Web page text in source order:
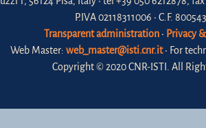
P.IVA 02118311006 • C.F.
Transparent administration • Privacy
Web Master: web_master@isti.cnr.it• For
Copyright © 2020 CNR-ISTI. All